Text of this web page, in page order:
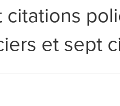
et sept